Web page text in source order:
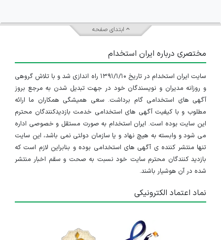
ابتدای صفحه
مختصری درباره ایران استخدام
سایت ایران استخدام در تاریخ ۱۳۹۱/۱/۱۰ راه اندازی شد و با تلاش گروهی
و روزانه مدیران و نویسندگان خود در جهت تبدیل شدن به مرجع بروز
آگهی های استخدامی گام برداشت. سعی همیشگی همکاران ما ارائه
مطلوب و با کیفیت آگهی های استخدامی خدمت بازدیدکنندگان محترم
این سایت بوده است. ایران استخدام به صورت مستقل و خصوصی اداره
می شود و وابسته به هیچ نهاد و یا سازمان دولتی نمی باشد، این سایت
تنها منتشر کننده ی آگهی های استخدامی بوده و بنابراین لازم است که
بازدید کنندگان محترم سایت خود نسبت به صحت و سقم اخبار منتشر
شده در آن هوشیار باشند.
نماد اعتماد الکترونیکی